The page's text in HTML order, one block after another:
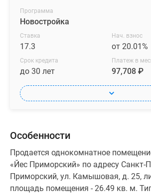
Программа
Новостройка
Ставка
17.3
Нач. взнос
от 20.01%
Срок кредита
до 30 лет
Платеж в
97,708 ₽
Особенности
Продается однокомнатное
«Йес Приморский» по адресу Санкт-
Приморский, ул. Камышовая, д. 25,
площадь помещения - 26.49 кв. м.